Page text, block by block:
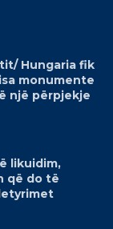
Hungaria fik
monumente
një përpjekje
likuidim,
që do të